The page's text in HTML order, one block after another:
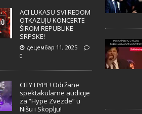
ACI LUKASU SVI REDOM
OTKAZUJU KONCERTE
ŠIROM REPUBLIKE
SRPSKE!
децембар 11, 2025
0
CITY HYPE! Održane
spektakularne audicije
za “Hype Zvezde” u
Nišu i Skoplju!